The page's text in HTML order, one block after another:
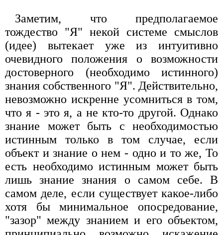
Заметим, что предполагаемое
тождество "Я" некой системе смыслов
(идее) вытекает уже из интуитивно
очевидного положения о возможности
достоверного (необходимо истинного)
знания собственного "Я". Действительно,
невозможно искренне усомниться в том,
что я - это я, а не кто-то другой. Однако
знание может быть с необходимостью
истинным только в том случае, если
объект и знание о нем - одно и то же, То
есть необходимо истинным может быть
лишь знание знания о самом себе. В
самом деле, если существует какое-либо
хотя бы минимальное опосредование,
"зазор" между знанием и его объектом,